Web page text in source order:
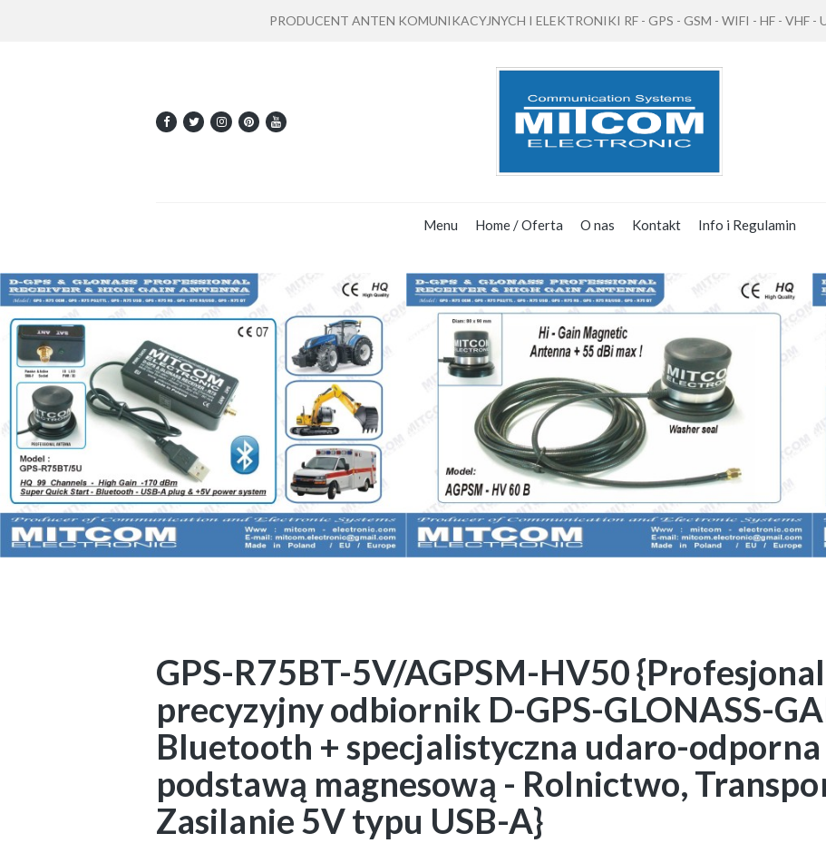
PRODUCENT ANTEN KOMUNIKACYJNYCH I ELEKTRONIKI RF - GPS - GSM - WIFI - HF - VHF -
Menu Home / Oferta O nas Kontakt Info i Regulamin
GPS-R75BT-5V/AGPSM-HV50
precyzyjny odbiornik D-GPS-GLONASS-
Bluetooth + specjalistyczna udaro-odporna
podstawą magnesową - Rolnictwo,
Zasilanie 5V typu USB-A}